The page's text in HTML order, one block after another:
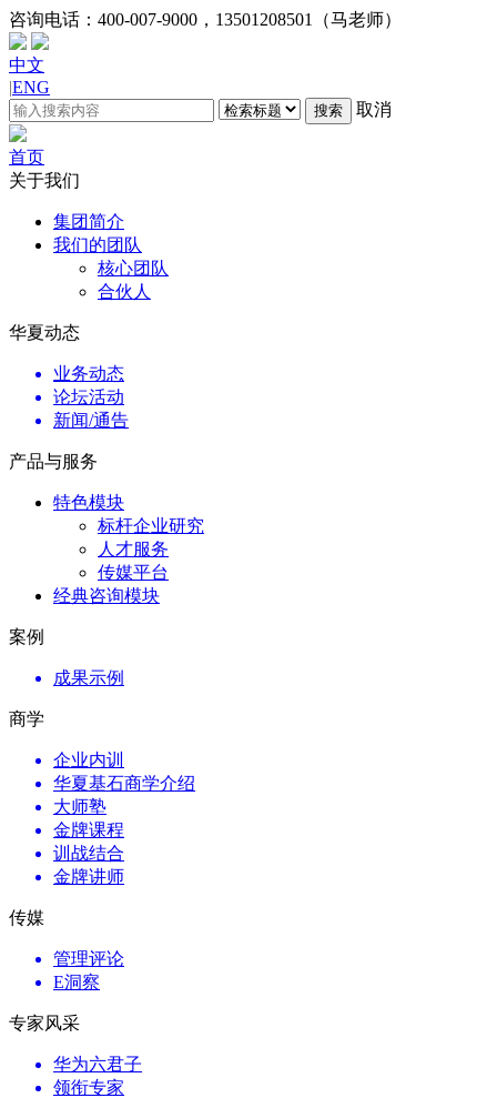
咨询电话： 400-007-9000，13501208501（马老师）
中文
|ENG
搜索 取消
首页
关于我们
集团简介
我们的团队
核心团队
合伙人
华夏动态
业务动态
论坛活动
新闻/通告
产品与服务
特色模块
标杆企业研究
人才服务
传媒平台
经典咨询模块
案例
成果示例
商学
企业内训
华夏基石商学介绍
大师塾
金牌课程
训战结合
金牌讲师
传媒
管理评论
E洞察
专家风采
华为六君子
领衔专家